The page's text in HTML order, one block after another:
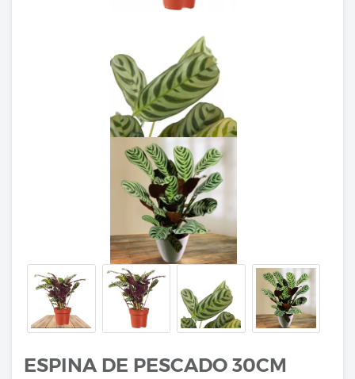
ESPINA DE PESCADO 30CM